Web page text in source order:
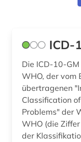
Schweden (4)
Suedasien (1)
ICD-
Die ICD-10-
WHO, der vom
übertragenen
Classification
Problems" der
WHO (die
der